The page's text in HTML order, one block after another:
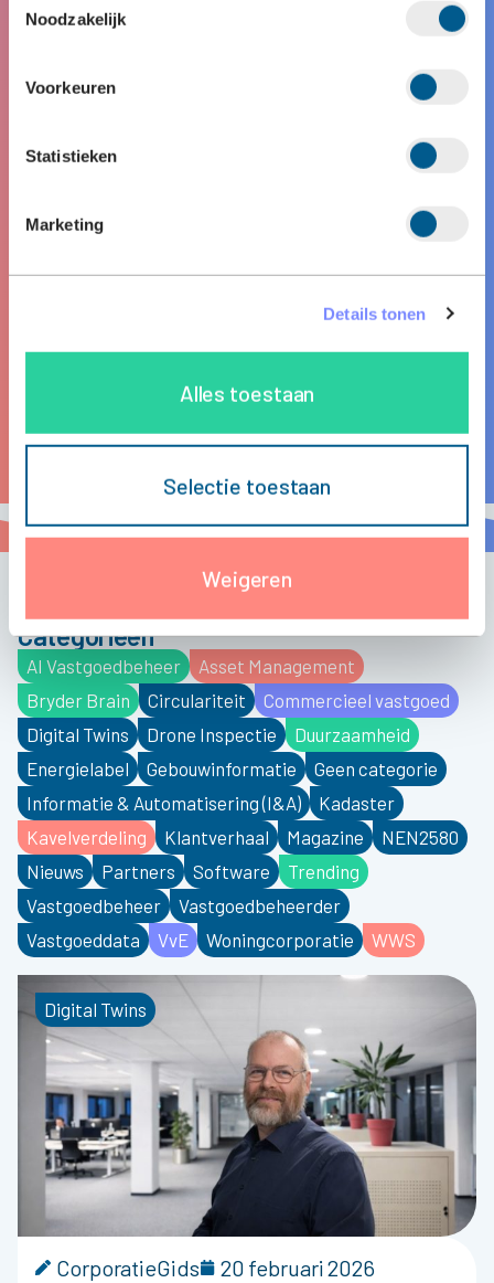
Noodzakelijk
Voorkeuren
Statistieken
Marketing
Details tonen
Alles toestaan
Selectie toestaan
Weigeren
Categorieën
AI Vastgoedbeheer
Asset Management
Bryder Brain
Circulariteit
Commercieel vastgoed
Digital Twins
Drone Inspectie
Duurzaamheid
Energielabel
Gebouwinformatie
Geen categorie
Informatie & Automatisering (I&A)
Kadaster
Kavelverdeling
Klantverhaal Magazine
NEN2580
Nieuws
Partners Software
Trending
Vastgoedbeheer
Vastgoedbeheerder
Vastgoeddata
VvE Woningcorporatie WWS
Digital Twins
CorporatieGids 20 februari 2026